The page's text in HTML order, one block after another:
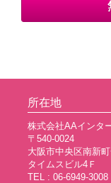
所在地
株式会社AAインタ
〒540-0024
大阪市中央区南新
タイムスビル4Ｆ
TEL : 06-6949-3008